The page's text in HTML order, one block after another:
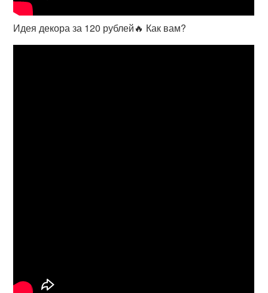
Идея декора за 120 рублей🔥 Как вам?